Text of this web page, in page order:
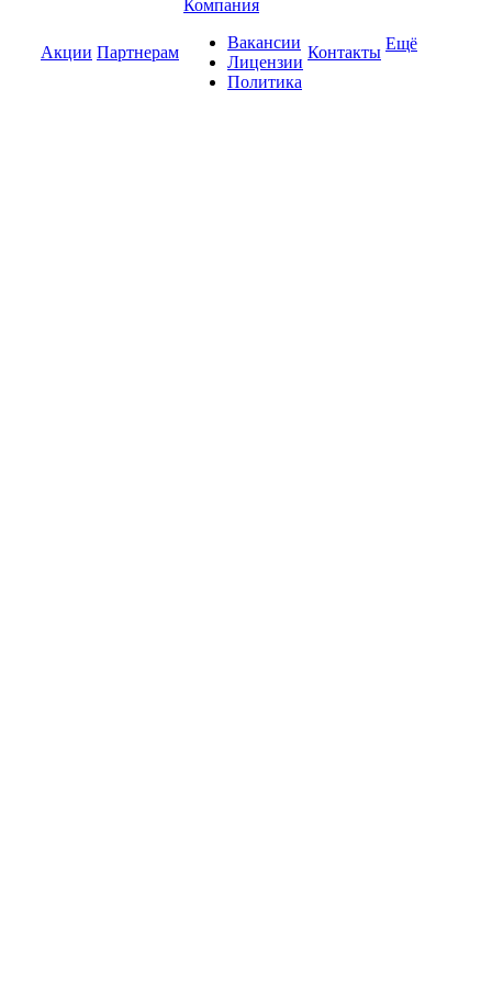
Акции Партнерам
Компания
Вакансии
Лицензии
Политика
Контакты Ещё